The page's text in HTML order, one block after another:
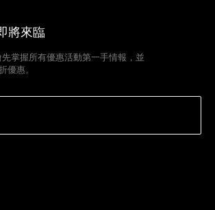
將來臨
掌握所有優惠活動第一手情報，並
優惠。